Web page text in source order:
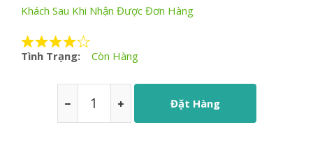
Khách Sau Khi Nhận Được Đơn Hàng
Tình Trạng: Còn Hàng
Đặt Hàng